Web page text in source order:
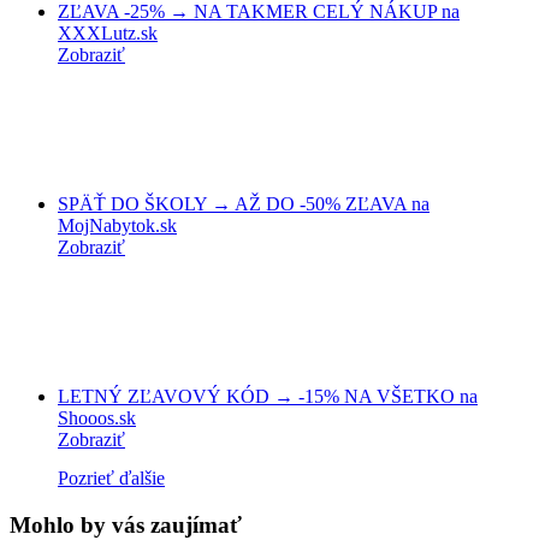
ZĽAVA -25% → NA TAKMER CELÝ NÁKUP na
XXXLutz.sk
Zobraziť
SPÄŤ DO ŠKOLY → AŽ DO -50% ZĽAVA na
MojNabytok.sk
Zobraziť
LETNÝ ZĽAVOVÝ KÓD → -15% NA VŠETKO na
Shooos.sk
Zobraziť
Pozrieť ďalšie
Mohlo by vás zaujímať